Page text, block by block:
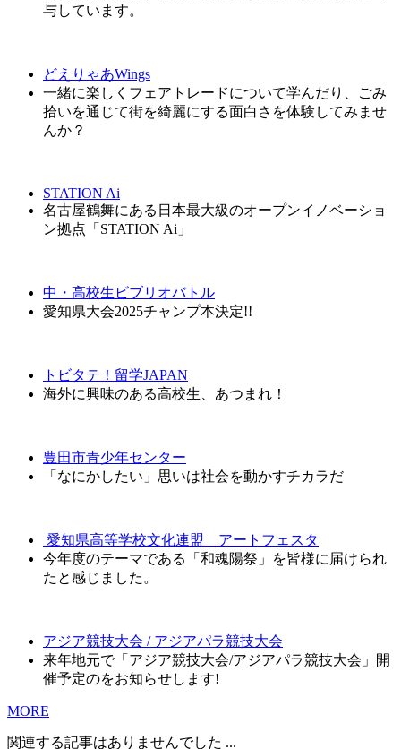
与しています。
どえりゃあWings
一緒に楽しくフェアトレードについて学んだり、ごみ
拾いを通じて街を綺麗にする面白さを体験してみませ
んか？
STATION Ai
名古屋鶴舞にある日本最大級のオープンイノベーショ
ン拠点「STATION Ai」
中・高校生ビブリオバトル
愛知県大会2025チャンプ本決定!!
トビタテ！留学JAPAN
海外に興味のある高校生、あつまれ！
豊田市青少年センター
「なにかしたい」思いは社会を動かすチカラだ
愛知県高等学校文化連盟 アートフェスタ
今年度のテーマである「和魂陽祭」を皆様に届けられ
たと感じました。
アジア競技大会 / アジアパラ競技大会
来年地元で「アジア競技大会/アジアパラ競技大会」開
催予定のをお知らせします!
MORE
関連する記事はありませんでした ...